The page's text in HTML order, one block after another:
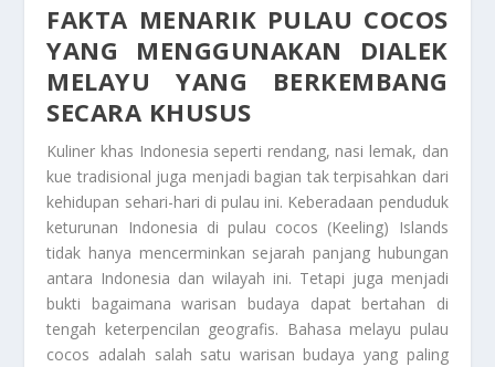
FAKTA MENARIK PULAU COCOS
YANG MENGGUNAKAN DIALEK
MELAYU YANG BERKEMBANG
SECARA KHUSUS
Kuliner khas Indonesia seperti rendang, nasi lemak, dan
kue tradisional juga menjadi bagian tak terpisahkan dari
kehidupan sehari-hari di pulau ini. Keberadaan penduduk
keturunan Indonesia di pulau cocos (Keeling) Islands
tidak hanya mencerminkan sejarah panjang hubungan
antara Indonesia dan wilayah ini. Tetapi juga menjadi
bukti bagaimana warisan budaya dapat bertahan di
tengah keterpencilan geografis. Bahasa melayu pulau
cocos adalah salah satu warisan budaya yang paling